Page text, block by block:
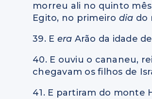
morreu ali no quinto
Egito, no primeiro dia do
39. E era Arão da idade
40. E ouviu o cananeu,
chegavam os filhos de
41. E partiram do monte